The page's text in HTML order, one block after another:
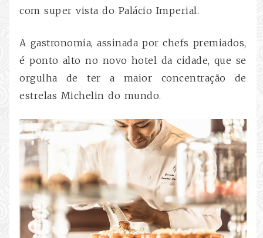
com super vista do Palácio Imperial.
A gastronomia, assinada por chefs premiados,
é ponto alto no novo hotel da cidade, que se
orgulha de ter a maior concentração de
estrelas Michelin do mundo.